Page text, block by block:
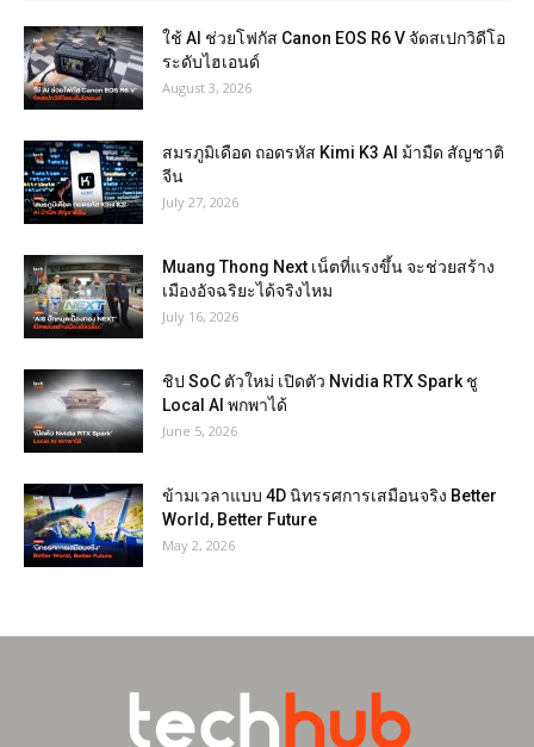
ใช้ AI ช่วยโฟกัส Canon EOS R6 V จัดสเปกวิดีโอ
ระดับไฮเอนด์
August 3, 2026
สมรภูมิเดือด ถอดรหัส Kimi K3 AI ม้ามืด สัญชาติ
จีน
July 27, 2026
Muang Thong Next เน็ตที่แรงขึ้น จะช่วยสร้าง
เมืองอัจฉริยะได้จริงไหม
July 16, 2026
ชิป SoC ตัวใหม่ เปิดตัว Nvidia RTX Spark ชู
Local AI พกพาได้
June 5, 2026
ข้ามเวลาแบบ 4D นิทรรศการเสมือนจริง Better
World, Better Future
May 2, 2026